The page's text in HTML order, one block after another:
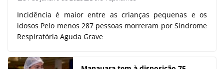
Incidência é maior entre as crianças pequenas e os
idosos Pelo menos 287 pessoas morreram por Síndrome
Respiratória Aguda Grave